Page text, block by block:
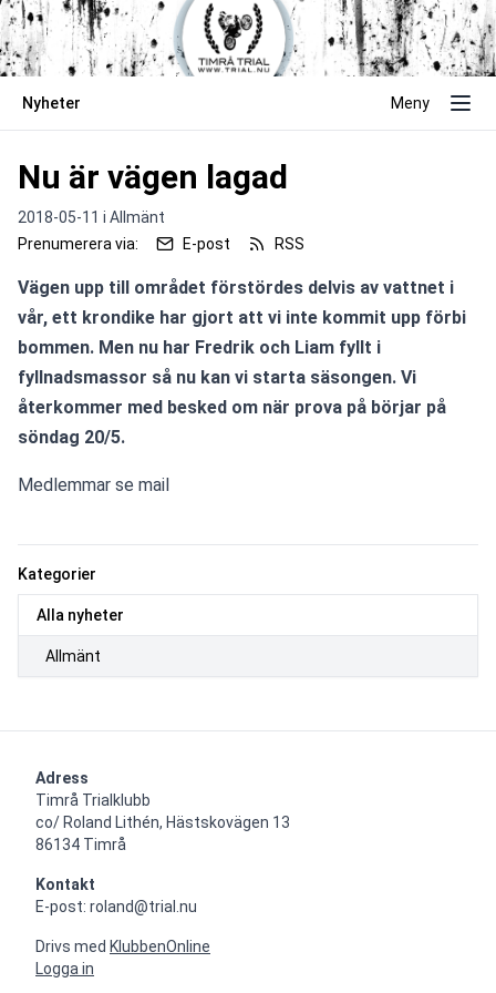
Nyheter Meny
Kategorier
Alla nyheter
Allmänt
Nu är vägen lagad
2018-05-11 i Allmänt
Prenumerera via:
E-post RSS
Vägen upp till området förstördes delvis av vattnet i
vår, ett krondike har gjort att vi inte kommit upp förbi
bommen. Men nu har Fredrik och Liam fyllt i
fyllnadsmassor så nu kan vi starta säsongen. Vi
återkommer med besked om när prova på börjar på
söndag 20/5.
Medlemmar se mail
Adress
Timrå Trialklubb
co/ Roland Lithén, Hästskovägen 13
86134 Timrå
Kontakt
E-post: roland@trial.nu
Drivs med KlubbenOnline
Logga in